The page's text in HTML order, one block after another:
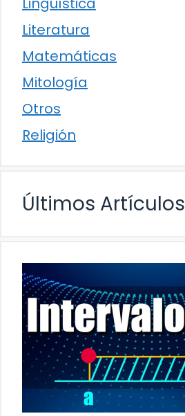
Literatura
Matemáticas
Mitología
Otros
Religión
Últimos Artículos